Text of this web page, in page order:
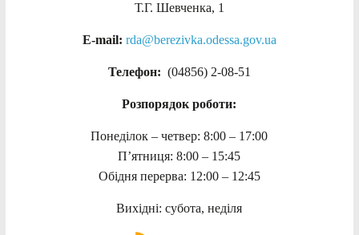
Т.Г. Шевченка, 1
E-mail: rda@berezivka.odessa.gov.ua
Телефон: (04856) 2-08-51
Розпорядок роботи:
Понеділок – четвер: 8:00 – 17:00
П’ятниця: 8:00 – 15:45
Обідня перерва: 12:00 – 12:45
Вихідні: субота, неділя